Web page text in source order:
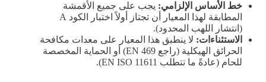
خط الأساس الإلزامي: يجب على جميع الأقمشة
المطابقة لهذا المعيار أن تجتاز أولاً اختبار الكود A
(انتشار اللهب المحدود).
الاستثناءات: لا ينطبق هذا المعيار على معدات مكافحة
الحرائق الهيكلية (راجع EN 469) أو الحماية المخصصة
للحام (عادةً ما تتطلب EN ISO 11611).